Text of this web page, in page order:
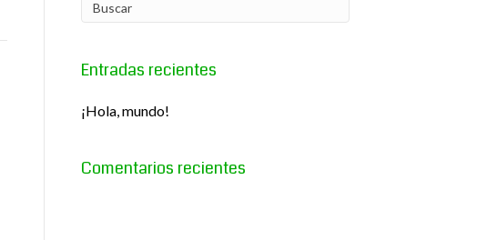
Entradas recientes
¡Hola, mundo!
Comentarios recientes